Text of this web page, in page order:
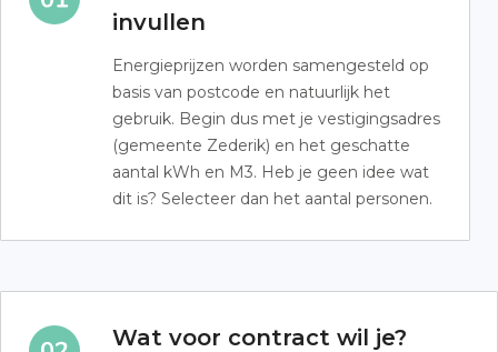
invullen
Energieprijzen worden samengesteld op
basis van postcode en natuurlijk het
gebruik. Begin dus met je vestigingsadres
(gemeente Zederik) en het geschatte
aantal kWh en M3. Heb je geen idee wat
dit is? Selecteer dan het aantal personen.
Wat voor contract wil je?